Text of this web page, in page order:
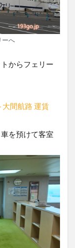
ーへ
からフェリー
大間航路 運賃
を預けて客室